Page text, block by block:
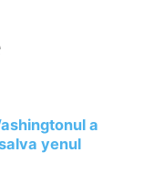
a
yenul